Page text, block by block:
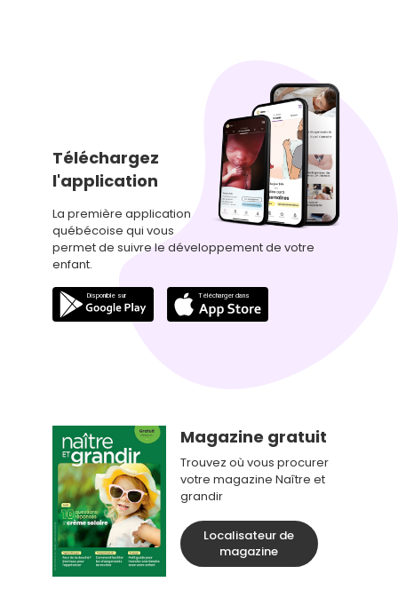
Téléchargez
l'application
La première application
québécoise qui vous
permet de suivre le développement de votre
enfant.
Magazine gratuit
Trouvez où vous procurer
votre magazine Naître et
grandir
Localisateur de
magazine